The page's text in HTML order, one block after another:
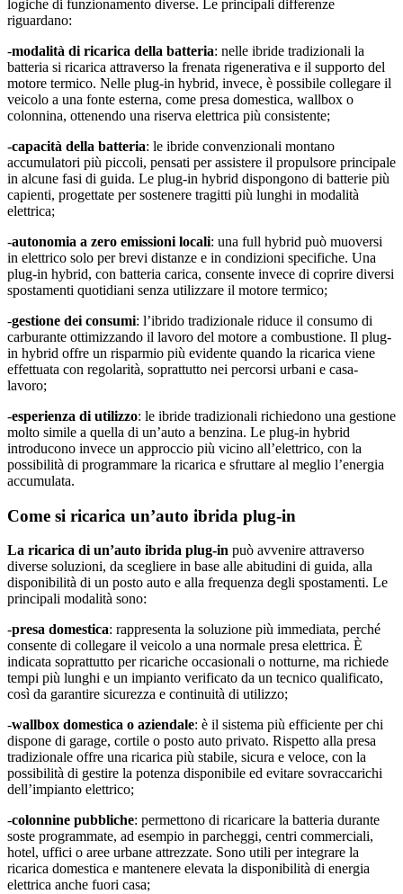
logiche di funzionamento diverse. Le principali differenze
riguardano:
-modalità di ricarica della batteria: nelle ibride tradizionali la
batteria si ricarica attraverso la frenata rigenerativa e il supporto del
motore termico. Nelle plug-in hybrid, invece, è possibile collegare il
veicolo a una fonte esterna, come presa domestica, wallbox o
colonnina, ottenendo una riserva elettrica più consistente;
-capacità della batteria: le ibride convenzionali montano
accumulatori più piccoli, pensati per assistere il propulsore principale
in alcune fasi di guida. Le plug-in hybrid dispongono di batterie più
capienti, progettate per sostenere tragitti più lunghi in modalità
elettrica;
-autonomia a zero emissioni locali: una full hybrid può muoversi
in elettrico solo per brevi distanze e in condizioni specifiche. Una
plug-in hybrid, con batteria carica, consente invece di coprire diversi
spostamenti quotidiani senza utilizzare il motore termico;
-gestione dei consumi: l’ibrido tradizionale riduce il consumo di
carburante ottimizzando il lavoro del motore a combustione. Il plug-
in hybrid offre un risparmio più evidente quando la ricarica viene
effettuata con regolarità, soprattutto nei percorsi urbani e casa-
lavoro;
-esperienza di utilizzo: le ibride tradizionali richiedono una gestione
molto simile a quella di un’auto a benzina. Le plug-in hybrid
introducono invece un approccio più vicino all’elettrico, con la
possibilità di programmare la ricarica e sfruttare al meglio l’energia
accumulata.
Come si ricarica un’auto ibrida plug-in
La ricarica di un’auto ibrida plug-in può avvenire attraverso
diverse soluzioni, da scegliere in base alle abitudini di guida, alla
disponibilità di un posto auto e alla frequenza degli spostamenti. Le
principali modalità sono:
-presa domestica: rappresenta la soluzione più immediata, perché
consente di collegare il veicolo a una normale presa elettrica. È
indicata soprattutto per ricariche occasionali o notturne, ma richiede
tempi più lunghi e un impianto verificato da un tecnico qualificato,
così da garantire sicurezza e continuità di utilizzo;
-wallbox domestica o aziendale: è il sistema più efficiente per chi
dispone di garage, cortile o posto auto privato. Rispetto alla presa
tradizionale offre una ricarica più stabile, sicura e veloce, con la
possibilità di gestire la potenza disponibile ed evitare sovraccarichi
dell’impianto elettrico;
-colonnine pubbliche: permettono di ricaricare la batteria durante
soste programmate, ad esempio in parcheggi, centri commerciali,
hotel, uffici o aree urbane attrezzate. Sono utili per integrare la
ricarica domestica e mantenere elevata la disponibilità di energia
elettrica anche fuori casa;